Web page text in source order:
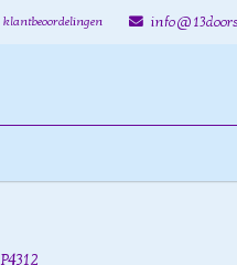
klantbeoordelingen
P4312